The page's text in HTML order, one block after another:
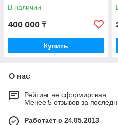
В наличии
400 000 ₸
Купить
О нас
Рейтинг не сформирован
Менее 5 отзывов за
Работает с 24.05.2013